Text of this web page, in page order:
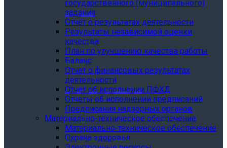
государственного (муниципального)
задания
Отчёт о результатах деятельности
Результаты независимой оценки
качества
План по улучшению качества работы
Баланс
Отчет о финансовых результатах
деятельности
Отчет об исполнении ПФХД
Отчеты об исполнении предписаний
Предписания надзорных органов
Материально-техническое обеспечение
Материально-техническое обеспечение
Охрана здоровья